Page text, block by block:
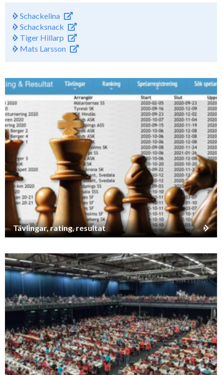
Schackelina
Schacksnack
Tiger Hillarp
Mats Larsson
Tävlingar, rating, resultat